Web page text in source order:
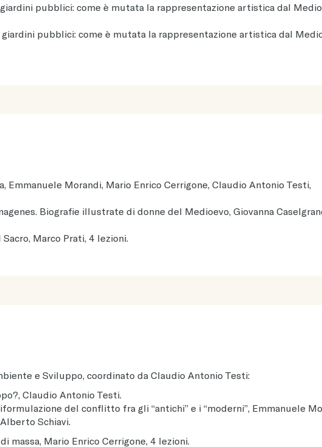
pubblici: come è mutata la rappresentazione artistica dal
pubblici: come è mutata la rappresentazione artistica dal
Emmanuele Morandi, Mario Enrico Cerrigone, Claudio Antonio Testi,
Biografie illustrate di donne del Medioevo, Giovanna
Marco Prati, 4 lezioni.
e Sviluppo, coordinato da Claudio Antonio Testi:
Claudio Antonio Testi.
del conflitto fra gli “antichi” e i “moderni”, Emmanuele
Schiavi.
massa, Mario Enrico Cerrigone, 4 lezioni.